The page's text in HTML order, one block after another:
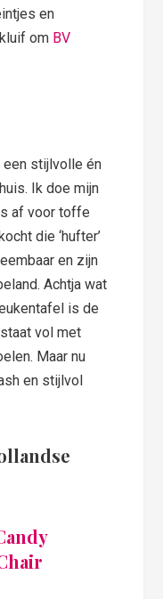
en
om BV
een stijlvolle én
Ik doe mijn
af voor toffe
die ‘hufter’
en zijn
Achtja wat
is de
vol met
Maar nu
en stijlvol